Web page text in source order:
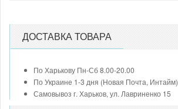
ДОСТАВКА ТОВАРА
По Харькову Пн-Сб 8.00-20.00
По Украине 1-3 дня (Новая Почта, Интайм)
Самовывоз г. Харьков, ул. Лавриненко 15